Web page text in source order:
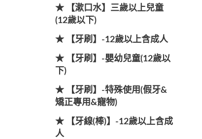
★ 【漱口水】三歲以上兒童
(12歲以下)
★ 【牙刷】-12歲以上含成人
★ 【牙刷】-嬰幼兒童(12歲以
下)
★ 【牙刷】-特殊使用(假牙&
矯正專用&寵物)
★ 【牙線(棒)】-12歲以上含成
人